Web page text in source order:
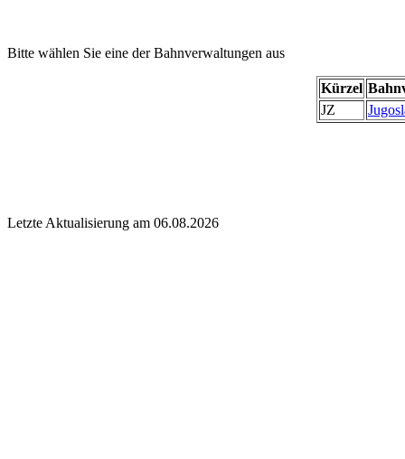
Bitte wählen Sie eine der Bahnverwaltungen aus
Kürzel
JZ
Letzte Aktualisierung am 06.08.2026